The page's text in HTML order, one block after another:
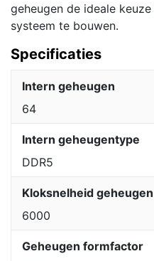
geheugen de ideale
systeem te bouwen.
Specificaties
Intern geheugen
64
Intern geheugentype
DDR5
Kloksnelheid geheugen
6000
Geheugen formfactor